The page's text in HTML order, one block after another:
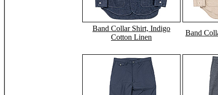
Band Collar Shirt, Indigo
Cotton Linen
Band